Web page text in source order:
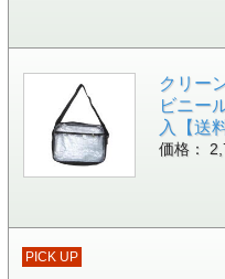
クリー
ビニー
入【送
価格：
PICK UP